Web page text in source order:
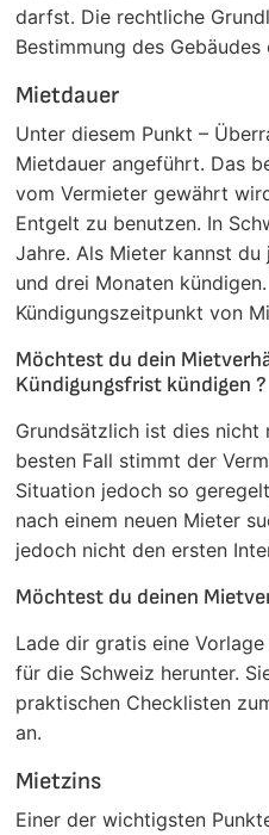
darfst. Die rechtliche
Bestimmung des
Mietdauer
Unter diesem Punkt –
Mietdauer angeführt. Das
vom Vermieter gewährt
Entgelt zu benutzen. In
Jahre. Als Mieter kannst
und drei Monaten
Kündigungszeitpunkt von
Möchtest du dein
Kündigungsfrist kündigen ?
Grundsätzlich ist dies nicht
besten Fall stimmt der
Situation jedoch so
nach einem neuen Mieter
jedoch nicht den ersten
Möchtest du deinen
Lade dir gratis eine
für die Schweiz herunter.
praktischen Checklisten
an.
Mietzins
Einer der wichtigsten